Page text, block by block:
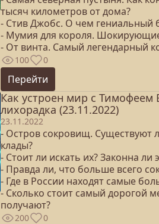
тысяч километров от дома?
- Стив Джобс. О чем гениальный
- Мумия для короля.
- От винта. Самый легендарный
100 0
Перейти
Как устроен мир с
лихорадка (23.11.2022)
23.11.2022
- Остров сокровищ. Существуют
клады?
- Стоит ли искать их? Законна ли
- Правда ли, что больше всего
- Где в России находят самые
- Сколько стоит самый дорогой
получают?
200 0